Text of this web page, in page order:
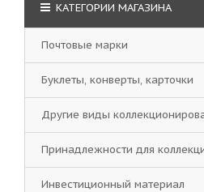
КАТЕГОРИИ МАГАЗИНА
Почтовые марки
Буклеты, конверты, карточки
Другие виды
Принадлежности для
Инвестиционный материал